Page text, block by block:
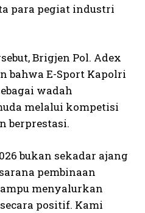
para pegiat industri
Brigjen Pol. Adex
bahwa E-Sport Kapolri
wadah
melalui kompetisi
berprestasi.
bukan sekadar ajang
pembinaan
menyalurkan
positif. Kami